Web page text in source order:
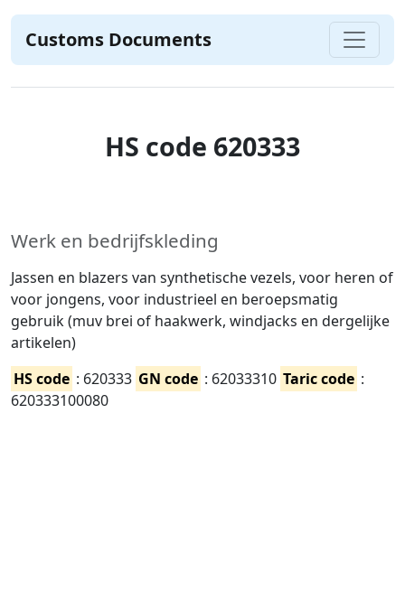
Customs Documents
HS code 620333
Werk en bedrijfskleding
Jassen en blazers van synthetische vezels, voor heren of
voor jongens, voor industrieel en beroepsmatig
gebruik (muv brei of haakwerk, windjacks en dergelijke
artikelen)
HS code : 620333 GN code : 62033310 Taric code :
620333100080